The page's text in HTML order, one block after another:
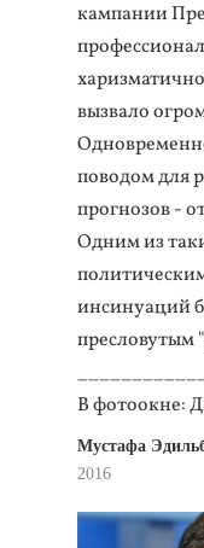
кампании
вызвало
поводом для
прогнозов -
Одним из
инсинуаций
пресловутым
В фотоокне:
Мустафа
2016